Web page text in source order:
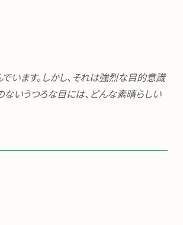
います。しかし、それは強烈な目的意識
いうつろな目には、どんな素晴らしい